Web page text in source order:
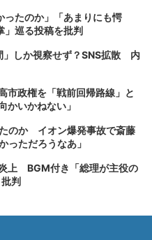
ったのか」「あまりにも愕
巡る投稿を批判
」しか視察せず？SNS拡散 内
市政権を「戦前回帰路線」と
いかねない」
のか イオン爆発事故で斎藤
っただろうなあ」
上 BGM付き「総理が主役の
判